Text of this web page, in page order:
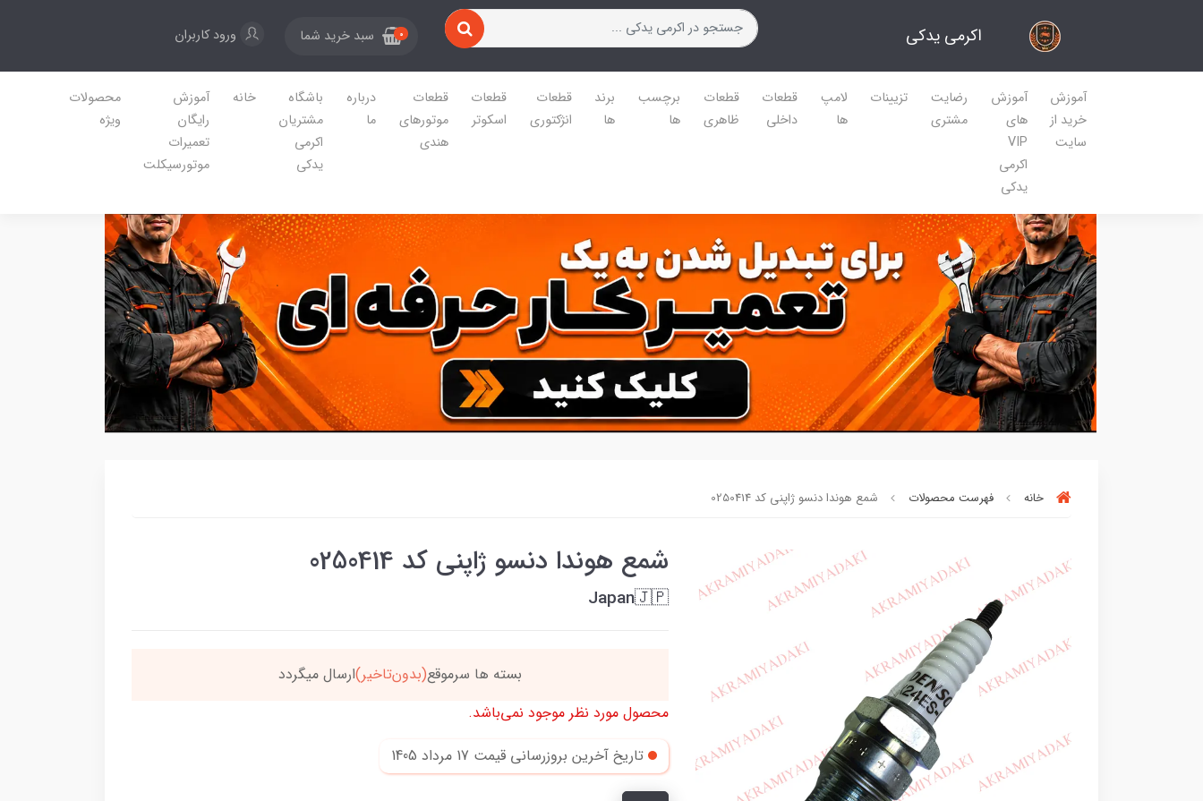
اکرمی یدکی 0 سبد خرید شما ورود کاربران
آموزش
خرید از
سایت
آموزش
های
VIP
اکرمی
یدکی
رضایت
مشتری
تزیینات
لامپ
ها
قطعات
داخلی
قطعات
ظاهری
برچسب
ها
برند
ها
قطعات
انژکتوری
قطعات
اسکوتر
قطعات
موتورهای
هندی
درباره
ما
باشگاه
مشتریان
اکرمی
یدکی
خانه
آموزش
رایگان
تعمیرات
موتورسیکلت
محصولات
ویژه
خانه فهرست محصولات شمع هوندا دنسو ژاپنی کد 0250414
شمع هوندا دنسو ژاپنی کد 0250414
Japan🇯🇵
بسته ها سرموقع(بدون‌تاخیر)ارسال میگردد خریدتو به5میلیون
برسون،ارسالت‌رایگانه
محصول مورد نظر موجود نمی‌باشد.
تاریخ آخرین بروزرسانی قیمت 17 مرداد 1405